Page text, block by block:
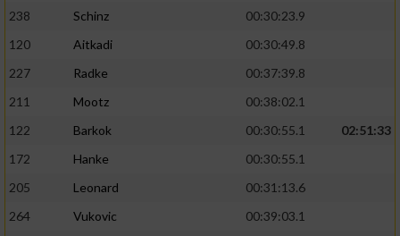
238
Schinz
00:30:23.9
120
Aitkadi
00:30:49.8
227
Radke
00:37:39.8
211
Mootz
00:38:02.1
122
Barkok 00:30:55.1
02:51:33
172
Hanke
00:30:55.1
205
Leonard
00:31:13.6
264
Vukovic
00:39:03.1